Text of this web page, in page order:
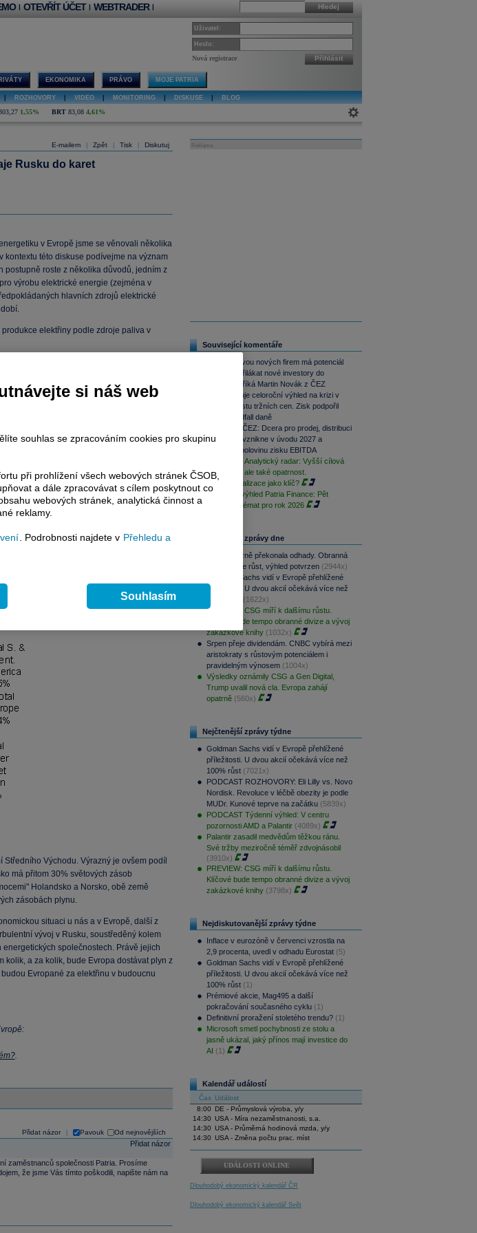
Hledej
| OTEVŘÍT ÚČET | WEBTRADER |
Uživatel:
Heslo:
Nová registrace Přihlásit
EKONOMIKA PRÁVO MOJE PATRIA
ROZHOVORY VIDEO MONITORING DISKUSE BLOG
1,55% BRT 83,08 4,61%
E-mailem Zpět Tisk Diskutuj
Rusku do karet
v Evropě jsme se věnovali několika
kontextu této diskuse podívejme na význam
roste z několika důvodů, jedním z
výrobu elektrické energie (zejména v
hlavních zdrojů elektrické
elektřiny podle zdroje paliva v
se podívat, jak jsou rozloženy zásoby
světě – to jednoznačně indikuje na jaké
Východu. Výrazný je ovšem podíl
má přitom 30% světových zásob
Holandsko a Norsko, obě země
zásobách plynu.
situaci u nás a v Evropě, další z
vývoj v Rusku, soustředěný kolem
společnostech. Právě jejich
kolik, a za kolik, bude Evropa dostávat plyn z
Evropané za elektřinu v budoucnu
.
Přidat názor Pavouk Od nejnovějších
Přidat názor
zaměstnanců společnosti Patria. Prosíme
že jsme Vás tímto poškodili, napište nám na
Reklama
Související komentáře
Ocenění dvou nových firem má potenciál
pro růst i přilákat nové investory do
dluhopisů, říká Martin Novák z ČEZ
ČEZ zvyšuje celoroční výhled na krizi v
Zálivu a růstu tržních cen. Zisk podpořil
konec windfall daně
Rozdělení ČEZ: Dcera pro prodej, distribuci
či GasNet vznikne v úvodu 2027 a
soustředí polovinu zisku EBITDA
PODCAST Analytický radar: Vyšší cílová
cena ČEZ, ale také opatrnost.
Restrukturalizace jako klíč?
Investiční výhled Patria Finance: Pět
klíčových témat pro rok 2026
Nejčtenější zprávy dne
CSG výrazně překonala odhady. Obranná
divize táhne růst, výhled potvrzen (2944x)
Goldman Sachs vidí v Evropě přehlížené
příležitosti. U dvou akcií očekává více než
(1622x)
PREVIEW: CSG míří k dalšímu růstu.
Klíčové bude tempo obranné divize a vývoj
zakázkové knihy (1032x)
Srpen přeje dividendám. CNBC vybírá mezi
aristokraty s růstovým potenciálem i
pravidelným výnosem (1004x)
Výsledky oznámily CSG a Gen Digital,
Trump uvalil nová cla. Evropa zahájí
opatrně (560x)
Nejčtenější zprávy týdne
Goldman Sachs vidí v Evropě přehlížené
příležitosti. U dvou akcií očekává více než
100% růst (7021x)
PODCAST ROZHOVORY: Eli Lilly vs. Novo
Nordisk. Revoluce v léčbě obezity je podle
MUDr. Kunové teprve na začátku (5839x)
PODCAST Týdenní výhled: V centru
pozornosti AMD a Palantir (4089x)
Palantir zasadil medvědům těžkou ránu.
Své tržby meziročně téměř zdvojnásobil
(3910x)
PREVIEW: CSG míří k dalšímu růstu.
Klíčové bude tempo obranné divize a vývoj
zakázkové knihy (3798x)
Nejdiskutovanější zprávy týdne
Inflace v eurozóně v červenci vzrostla na
2,9 procenta, uvedl v odhadu Eurostat (5)
Goldman Sachs vidí v Evropě přehlížené
příležitosti. U dvou akcií očekává více než
100% růst (1)
Prémiové akcie, Mag495 a další
pokračování současného cyklu (1)
Definitivní proražení stoletého trendu? (1)
Microsoft smetl pochybnosti ze stolu a
jasně ukázal, jaký přínos mají investice do
AI (1)
Kalendář událostí
Čas Událost
8:00
DE - Průmyslová výroba, y/y
14:30 USA - Míra nezaměstnanosti, s.a.
14:30 USA - Průměrná hodinová mzda, y/y
14:30 USA - Změna počtu prac. míst
UDÁLOSTI ONLINE
Dlouhodobý ekonomický kalendář ČR
Dlouhodobý ekonomický kalendář Svět
si náš web
souhlas se zpracováním cookies pro skupinu
při prohlížení všech webových stránek ČSOB,
a dále zpracovávat s cílem poskytnout co
webových stránek, analytická činnost a
reklamy.
. Podrobnosti najdete v Přehledu a
Souhlasím